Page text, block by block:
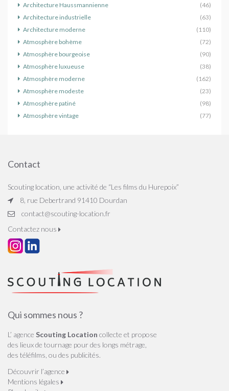
Architecture Haussmannienne
(46)
Architecture industrielle
(63)
Architecture moderne
(110)
Atmosphère bohème
(72)
Atmosphère bourgeoise
(90)
Atmosphère luxueuse
(38)
Atmosphère moderne
(162)
Atmosphère modeste
(23)
Atmosphère patiné
(98)
Atmosphère vintage
(77)
Contact
Scouting location, une activité de “Les films du Hurepoix”
8, rue Debertrand 91410 Dourdan
contact@scouting-location.fr
Contactez nous
Qui sommes nous ?
L’ agence Scouting Location collecte et propose
des lieux de tournage pour des longs métrage,
des téléfilms, ou des publicités.
Découvrir l’agence
Mentions légales